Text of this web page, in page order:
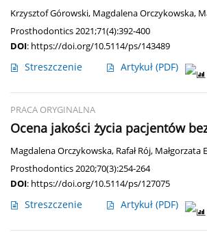
Krzysztof Górowski, Magdalena Orczykowska,
Prosthodontics 2021;71(4):392-400
DOI: https://doi.org/10.5114/ps/143489
Streszczenie Artykuł (PDF)
PRACA ORYGINALNA
Ocena jakości życia pacjentów
Magdalena Orczykowska, Rafał Rój, Małgorzata
Prosthodontics 2020;70(3):254-264
DOI: https://doi.org/10.5114/ps/127075
Streszczenie Artykuł (PDF)